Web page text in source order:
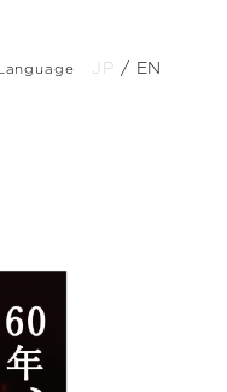
Language JP / EN